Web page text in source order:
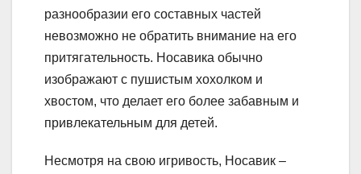
разнообразии его составных частей
невозможно не обратить внимание на его
притягательность. Носавика обычно
изображают с пушистым хохолком и
хвостом, что делает его более забавным и
привлекательным для детей.
Несмотря на свою игривость, Носавик –